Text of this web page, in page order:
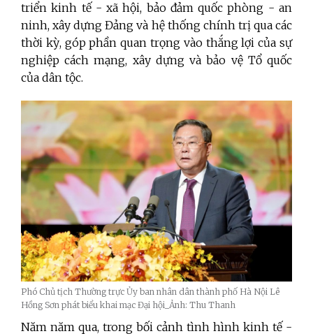
triển kinh tế - xã hội, bảo đảm quốc phòng - an
ninh, xây dựng Đảng và hệ thống chính trị qua các
thời kỳ, góp phần quan trọng vào thắng lợi của sự
nghiệp cách mạng, xây dựng và bảo vệ Tổ quốc
của dân tộc.
Phó Chủ tịch Thường trực Ủy ban nhân dân thành phố Hà Nội Lê
Hồng Sơn phát biểu khai mạc Đại hội_Ảnh: Thu Thanh
Năm năm qua, trong bối cảnh tình hình kinh tế -